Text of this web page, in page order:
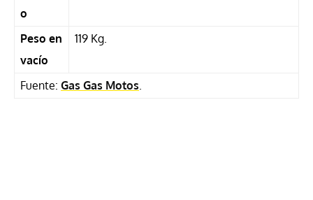
Fuente: Gas Gas Motos.
o
Peso en
vacío
119 Kg.